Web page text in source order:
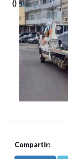
()
Compartir: